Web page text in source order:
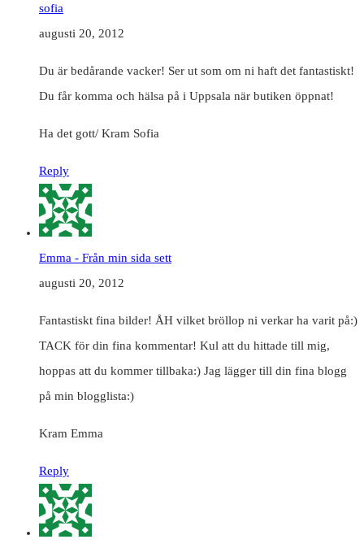
sofia
augusti 20, 2012
Du är bedårande vacker! Ser ut som om ni haft det fantastiskt!
Du får komma och hälsa på i Uppsala när butiken öppnat!
Ha det gott/ Kram Sofia
Reply
Emma - Från min sida sett
augusti 20, 2012
Fantastiskt fina bilder! ÅH vilket bröllop ni verkar ha varit på:)
TACK för din fina kommentar! Kul att du hittade till mig,
hoppas att du kommer tillbaka:) Jag lägger till din fina blogg
på min blogglista:)
Kram Emma
Reply